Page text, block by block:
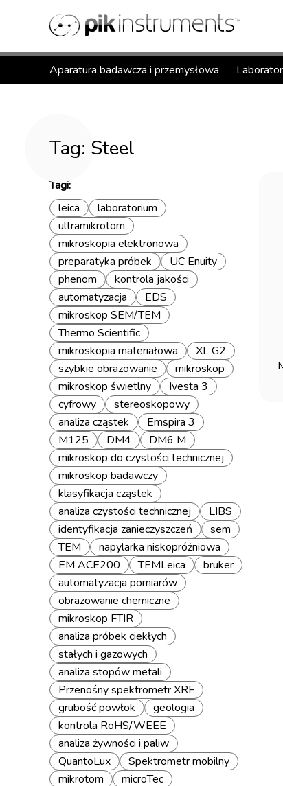
Aparatura badawcza i przemysłowa
Tag: Steel
Tagi:
leica
laboratorium
ultramikrotom
mikroskopia elektronowa
preparatyka próbek
UC Enuity
phenom
kontrola jakości
automatyzacja
EDS
mikroskop SEM/TEM
Thermo Scientific
mikroskopia materiałowa
XL G2
szybkie obrazowanie
mikroskop
mikroskop świetlny
Ivesta 3
cyfrowy
stereoskopowy
analiza cząstek
Emspira 3
M125
DM4
DM6 M
mikroskop do czystości technicznej
mikroskop badawczy
klasyfikacja cząstek
analiza czystości technicznej
LIBS
identyfikacja zanieczyszczeń
sem
TEM
napylarka niskopróżniowa
EM ACE200
TEMLeica
bruker
automatyzacja pomiarów
obrazowanie chemiczne
mikroskop FTIR
analiza próbek ciekłych
stałych i gazowych
analiza stopów metali
Przenośny spektrometr XRF
grubość powłok
geologia
kontrola RoHS/WEEE
analiza żywności i paliw
QuantoLux
Spektrometr mobilny
mikrotom
microTec